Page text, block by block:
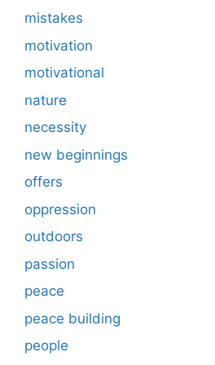
mistakes
motivation
motivational
nature
necessity
new beginnings
offers
oppression
outdoors
passion
peace
peace building
people